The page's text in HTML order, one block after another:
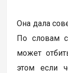
Она дала
По словам
может
этом если